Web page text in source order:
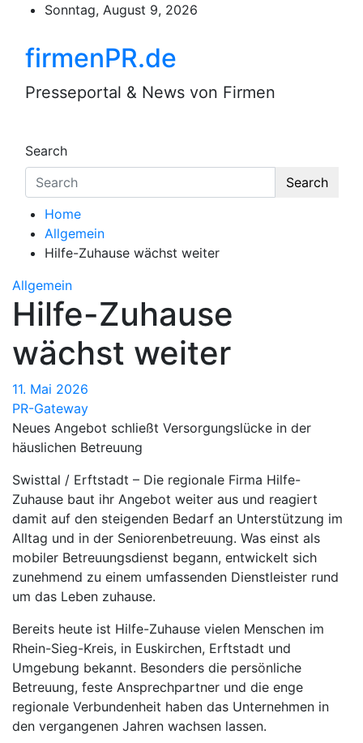
content
Sonntag, August 9, 2026
firmenPR.de
Presseportal & News von Firmen
Search
Search
Home
Allgemein
Hilfe-Zuhause wächst weiter
Allgemein
Hilfe-Zuhause
wächst weiter
11. Mai 2026
PR-Gateway
Neues Angebot schließt Versorgungslücke in der
häuslichen Betreuung
Swisttal / Erftstadt – Die regionale Firma Hilfe-
Zuhause baut ihr Angebot weiter aus und reagiert
damit auf den steigenden Bedarf an Unterstützung im
Alltag und in der Seniorenbetreuung. Was einst als
mobiler Betreuungsdienst begann, entwickelt sich
zunehmend zu einem umfassenden Dienstleister rund
um das Leben zuhause.
Bereits heute ist Hilfe-Zuhause vielen Menschen im
Rhein-Sieg-Kreis, in Euskirchen, Erftstadt und
Umgebung bekannt. Besonders die persönliche
Betreuung, feste Ansprechpartner und die enge
regionale Verbundenheit haben das Unternehmen in
den vergangenen Jahren wachsen lassen.